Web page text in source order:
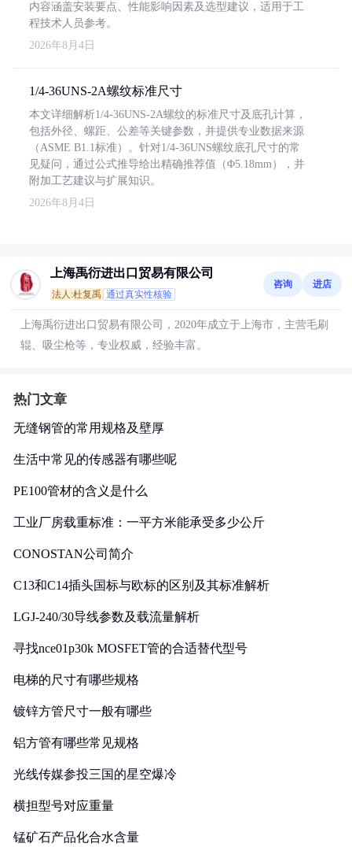
内容涵盖安装要点、性能影响因素及选型建议，适用于工
程技术人员参考。
2026年8月4日
1/4-36UNS-2A螺纹标准尺寸
本文详细解析1/4-36UNS-2A螺纹的标准尺寸及底孔计算，
包括外径、螺距、公差等关键参数，并提供专业数据来源
（ASME B1.1标准）。针对1/4-36UNS螺纹底孔尺寸的常
见疑问，通过公式推导给出精确推荐值（Φ5.18mm），并
附加工艺建议与扩展知识。
2026年8月4日
上海禹衍进出口贸易有限公司
法人:杜复禹 通过真实性核验
咨询 进店
上海禹衍进出口贸易有限公司，2020年成立于上海市，主营毛刷
辊、吸尘枪等，专业权威，经验丰富。
热门文章
无缝钢管的常用规格及壁厚
生活中常见的传感器有哪些呢
PE100管材的含义是什么
工业厂房载重标准：一平方米能承受多少公斤
CONOSTAN公司简介
C13和C14插头国标与欧标的区别及其标准解析
LGJ-240/30导线参数及载流量解析
寻找nce01p30k MOSFET管的合适替代型号
电梯的尺寸有哪些规格
镀锌方管尺寸一般有哪些
铝方管有哪些常见规格
光线传媒参投三国的星空爆冷
横担型号对应重量
锰矿石产品化合水含量